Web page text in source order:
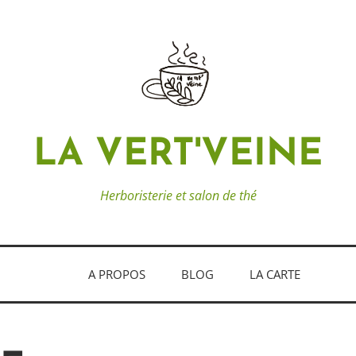
LA VERT'VEINE
Herboristerie et salon de thé
A PROPOS BLOG LA CARTE